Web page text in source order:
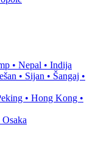
• Nepal • Indija
• Sijan • Šangaj •
• Hong Kong •